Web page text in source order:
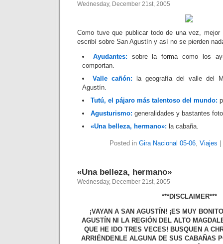
Wednesday, December 21st, 2005
Como tuve que publicar todo de una vez,
escribí sobre San Agustín y así no se pierden
Ayudantes: sobre la forma como los
comportan.
Valle cañón: la geografía del valle del
Agustín.
Tutú, el pájaro más talentoso del mundo:
Agusturismo: generalidades y bastantes
«Una belleza, hermano»: la cabaña.
Posted in Gira Nacional 05-06, Viajes
«Una belleza, hermano»
Wednesday, December 21st, 2005
***DISCLAIMER***
¡VAYAN A SAN AGUSTÍN! ¡ES MUY
AGUSTÍN NI LA REGIÓN DEL ALTO
QUE HE IDO TRES VECES! BUSQUEN A
ARRIÉNDENLE ALGUNA DE SUS CABAÑAS